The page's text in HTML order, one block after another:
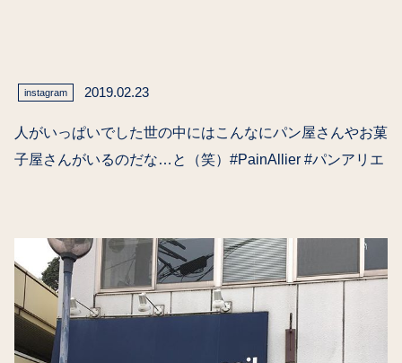
instagram 2019.02.23
人がいっぱいでした世の中にはこんなにパン屋さんやお菓
子屋さんがいるのだな…と（笑）#PainAllier #パンアリエ